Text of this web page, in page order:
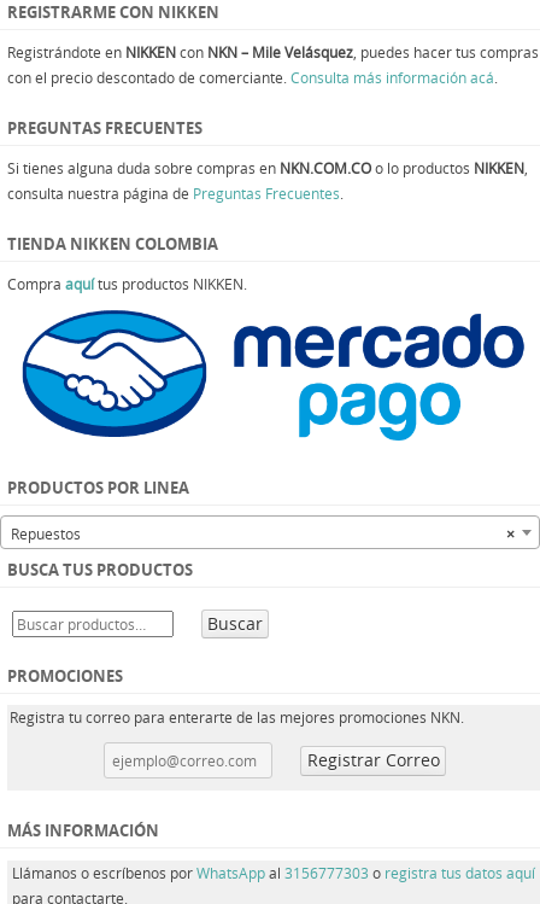
REGISTRARME CON NIKKEN
Registrándote en NIKKENcon NKN – Mile Velásquez , puedes hacer tus compras
con el precio descontado de comerciante. Consulta más información acá
PREGUNTAS FRECUENTES
Si tienes alguna duda sobre compras en NKN.COM.COo lo productos NIKKEN
consulta nuestra página de Preguntas Frecuentes
TIENDA NIKKEN COLOMBIA
Compra aquítus productos NIKKEN.
PRODUCTOS POR LINEA
×
Repuestos
BUSCA TUS PRODUCTOS
Buscar
PROMOCIONES
Registra tu correo para enterarte de las mejores promociones NKN.
MÁS INFORMACIÓN
Llámanos o escríbenos porWhatsAppal 3156777303 o registra tus datos aquí
para contactarte.